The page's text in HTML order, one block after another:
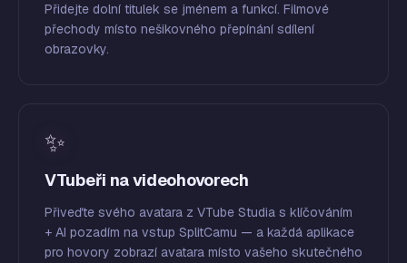
Přidejte dolní titulek se jménem a funkcí. Filmové
přechody místo nešikovného přepínání sdílení
obrazovky.
✨
VTubeři na videohovorech
Přiveďte svého avatara z VTube Studia s klíčováním
+ AI pozadím na vstup SplitCamu — a každá aplikace
pro hovory zobrazí avatara místo vašeho skutečného